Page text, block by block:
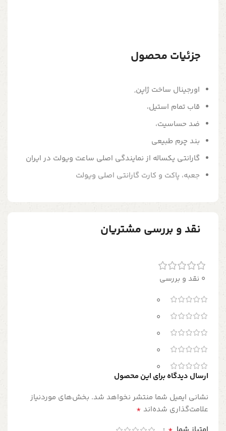
جزئیات محصول
اورجینال ساخت ژاپن,
قاب تمام استیل،
ضد حساسیت،
بند چرم طبیعی
گارانتی یکساله از نمایندگی اصلی ساعت ویولت در ایران
جعبه، پاکت و کارت گارانتی اصلی ویولت
نقد و بررسی مشتریان
0 نقد و بررسی
0
0
0
0
0
ارسال دیدگاه برای این محصول
نشانی ایمیل شما منتشر نخواهد شد. بخش‌های موردنیاز
علامت‌گذاری شده‌اند *